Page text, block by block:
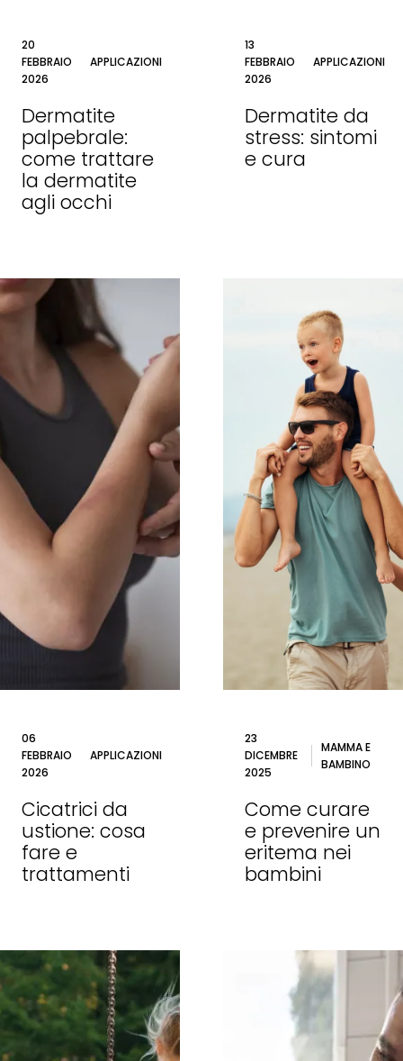
20
FEBBRAIO
2026
APPLICAZIONI
Dermatite
palpebrale:
come trattare
la dermatite
agli occhi
13
FEBBRAIO
2026
APPLICAZIONI
Dermatite da
stress: sintomi
e cura
06
FEBBRAIO
2026
APPLICAZIONI
Cicatrici da
ustione: cosa
fare e
trattamenti
23
DICEMBRE
2025
MAMMA E
BAMBINO
Come curare
e prevenire un
eritema nei
bambini